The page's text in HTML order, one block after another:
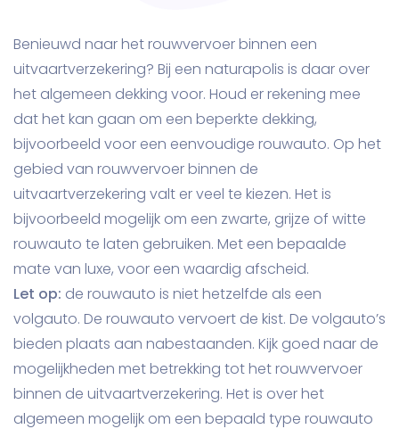
Benieuwd naar het rouwvervoer binnen een
uitvaartverzekering? Bij een naturapolis is daar over
het algemeen dekking voor. Houd er rekening mee
dat het kan gaan om een beperkte dekking,
bijvoorbeeld voor een eenvoudige rouwauto. Op het
gebied van rouwvervoer binnen de
uitvaartverzekering valt er veel te kiezen. Het is
bijvoorbeeld mogelijk om een zwarte, grijze of witte
rouwauto te laten gebruiken. Met een bepaalde
mate van luxe, voor een waardig afscheid.
Let op: de rouwauto is niet hetzelfde als een
volgauto. De rouwauto vervoert de kist. De volgauto’s
bieden plaats aan nabestaanden. Kijk goed naar de
mogelijkheden met betrekking tot het rouwvervoer
binnen de uitvaartverzekering. Het is over het
algemeen mogelijk om een bepaald type rouwauto